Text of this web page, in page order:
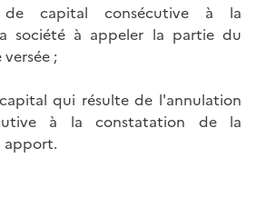
capital consécutive à la
société à appeler la partie du
;
qui résulte de l'annulation
à la constatation de la
apport.